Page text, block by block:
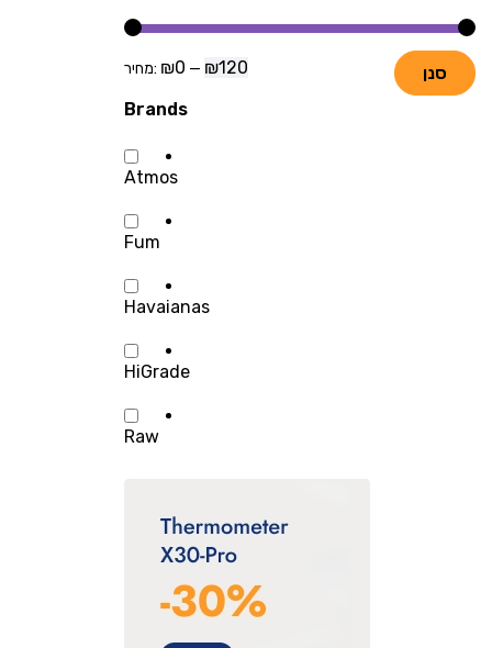
סנן מחיר: ₪0 — ₪120
Brands
Atmos
Fum
Havaianas
HiGrade
Raw